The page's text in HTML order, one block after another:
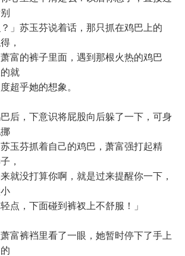
」苏玉芬说着话，那只抓在鸡巴上的
，
富的裤子里面，遇到那根火热的鸡巴
就
超乎她的想象。
，下意识将屁股向后躲了一下，可身
玉芬抓着自己的鸡巴，萧富强打起精
，
就没打算你啊，就是过来提醒你一下，
，下面碰到裤衩上不舒服！」
裤裆里看了一眼，她暂时停下了手上